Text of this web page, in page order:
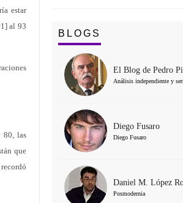
estar
al 93
80, las
que
BLOGS
El Blog de Pedro
Análisis independiente y
Diego Fusaro
Diego Fusaro
Daniel M. López
Posmodernia